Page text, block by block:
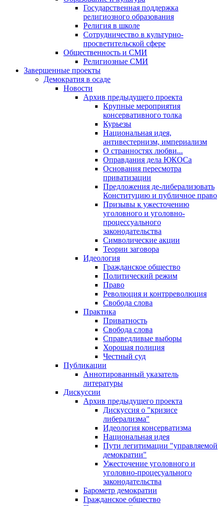
Государственная поддержка
религиозного образования
Религия в школе
Сотрудничество в культурно-
просветительской сфере
Общественность и СМИ
Религиозные СМИ
Завершенные проекты
Демократия в осаде
Новости
Архив предыдущего проекта
Крупные мероприятия
консервативного толка
Курьезы
Национальная идея,
антивестернизм, империализм
О странностях любви...
Оправдания дела ЮКОСа
Основания пересмотра
приватизации
Предложения де-либерализовать
Конституцию и публичное право
Призывы к ужесточению
уголовного и уголовно-
процессуального
законодательства
Символические акции
Теории заговора
Идеология
Гражданское общество
Политический режим
Право
Революция и контрреволюция
Свобода слова
Практика
Приватность
Свобода слова
Справедливые выборы
Хорошая полиция
Честный суд
Публикации
Аннотированный указатель
литературы
Дискуссии
Архив предыдущего проекта
Дискуссия о "кризисе
либерализма"
Идеология консерватизма
Национальная идея
Пути легитимации "управляемой
демократии"
Ужесточение уголовного и
уголовно-процесуального
законодательства
Барометр демократии
Гражданское общество